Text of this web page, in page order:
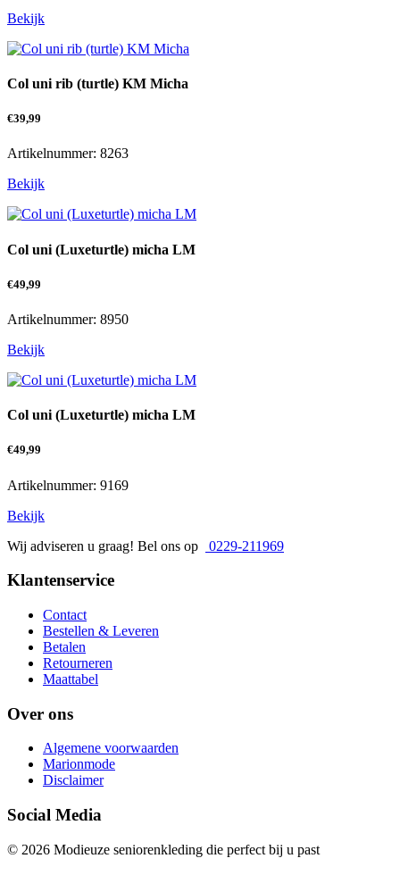
Bekijk
Col uni rib (turtle) KM Micha
€39,99
Artikelnummer: 8263
Bekijk
Col uni (Luxeturtle) micha LM
€49,99
Artikelnummer: 8950
Bekijk
Col uni (Luxeturtle) micha LM
€49,99
Artikelnummer: 9169
Bekijk
Wij adviseren u graag! Bel ons op
0229-211969
Klantenservice
Contact
Bestellen & Leveren
Betalen
Retourneren
Maattabel
Over ons
Algemene voorwaarden
Marionmode
Disclaimer
Social Media
© 2026 Modieuze seniorenkleding die perfect bij u past